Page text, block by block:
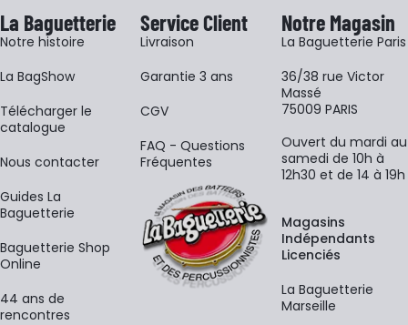
La Baguetterie
Notre histoire
La BagShow
​Télécharger le
catalogue
Nous contacter
Guides La
Baguetterie
Baguetterie Shop
Online
44 ans de
rencontres
Service Client
Livraison
Garantie 3 ans
CGV
FAQ - Questions
Fréquentes
Notre Magasin
La Baguetterie Paris
36/38 rue Victor
Massé
75009 PARIS
Ouvert du mardi au
samedi de 10h à
12h30 et de 14 à 19h
Magasins
Indépendants
Licenciés
La Baguetterie
Marseille